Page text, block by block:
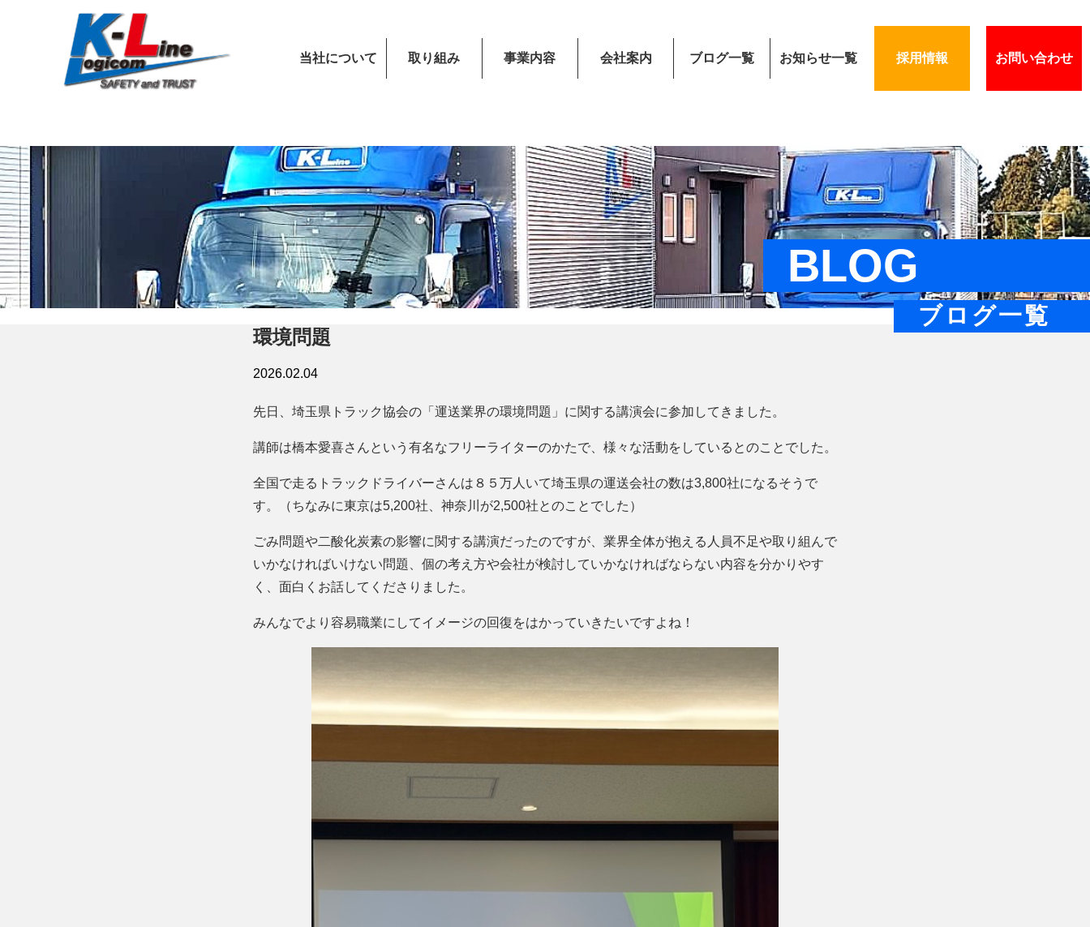
当社について 取り組み 事業内容 会社案内 ブログ一覧 お知らせ一覧 採用情報 お問い合わせ
BLOG
ブログ一覧
環境問題
2026.02.04
先日、埼玉県トラック協会の「運送業界の環境問題」に関する講演会に参加してきました。
講師は橋本愛喜さんという有名なフリーライターのかたで、様々な活動をしているとのことでした。
全国で走るトラックドライバーさんは８５万人いて埼玉県の運送会社の数は3,800社になるそうで
す。（ちなみに東京は5,200社、神奈川が2,500社とのことでした）
ごみ問題や二酸化炭素の影響に関する講演だったのですが、業界全体が抱える人員不足や取り組んで
いかなければいけない問題、個の考え方や会社が検討していかなければならない内容を分かりやす
く、面白くお話してくださりました。
みんなでより容易職業にしてイメージの回復をはかっていきたいですよね！